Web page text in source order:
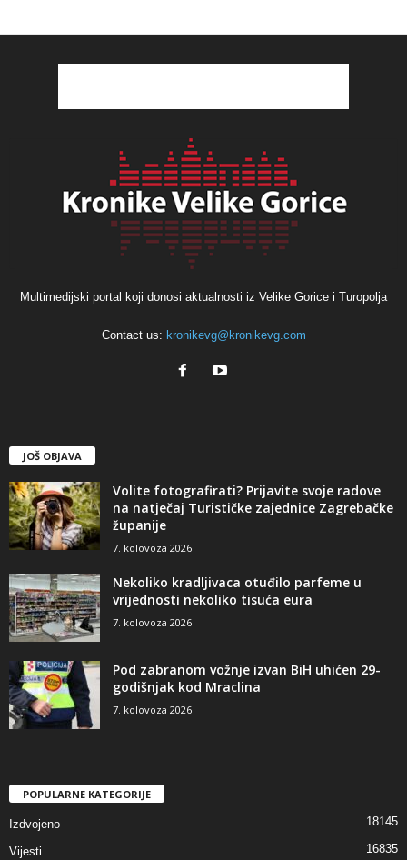
Multimedijski portal koji donosi aktualnosti iz Velike Gorice i Turopolja
Contact us: kronikevg@kronikevg.com
JOŠ OBJAVA
Volite fotografirati? Prijavite svoje radove
na natječaj Turističke zajednice Zagrebačke
županije
7. kolovoza 2026
Nekoliko kradljivaca otuđilo parfeme u
vrijednosti nekoliko tisuća eura
7. kolovoza 2026
Pod zabranom vožnje izvan BiH uhićen 29-
godišnjak kod Mraclina
7. kolovoza 2026
POPULARNE KATEGORIJE
Izdvojeno 18145
Vijesti 16835